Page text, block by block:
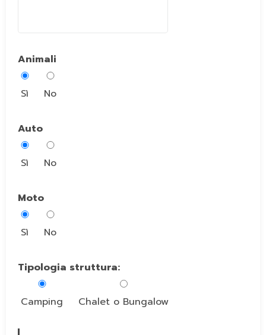
Animali
Sì No
Auto
Sì No
Moto
Sì No
Tipologia struttura:
Camping Chalet o Bungalow